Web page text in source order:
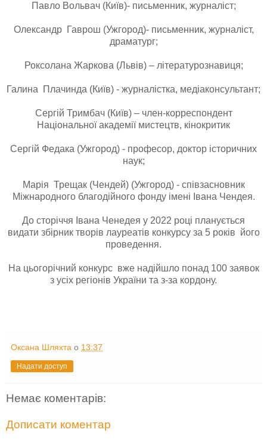
Павло Вольвач (Київ)- письменник, журналіст;
Олександр Гаврош (Ужгород)- письменник, журналіст,
драматург;
Роксолана Жаркова (Львів) – літературознавиця;
Галина Плачинда (Київ) - журналістка, медіаконсультант;
Сергій Тримбач (Київ) – член-корреспондент
Національної академії мистецтв, кінокритик
Сергій Федака (Ужгород) - професор, доктор історичних
наук;
Марія Трещак (Чендей) (Ужгород) - співзасновник
Міжнародного благодійного фонду імені Івана Чендея.
До сторіччя Івана Ченедея у 2022 році планується
видати збірник творів лауреатів конкурсу за 5 років його
проведення.
На цьогорічний конкурс вже надійшло понад 100 заявок
з усіх регіонів України та з-за кордону.
Оксана Шляхта о 13:37
Надати доступ
Немає коментарів:
Дописати коментар